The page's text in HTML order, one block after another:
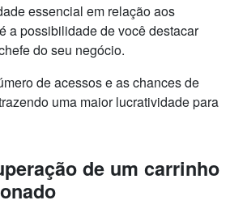
essencial em relação aos
a possibilidade de você destacar
do seu negócio.
de acessos e as chances de
uma maior lucratividade para
de um carrinho